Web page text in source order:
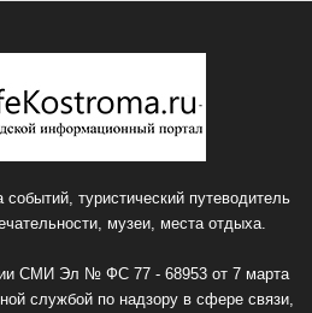
туристический путеводитель
музеи, места отдыха.
СМИ Эл № ФС 77 - 68953 от 7 марта
службой по надзору в сфере связи,